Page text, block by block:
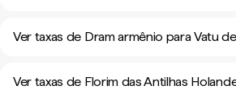
Ver taxas de Dram armênio para Vatu
Ver taxas de Florim das Antilhas